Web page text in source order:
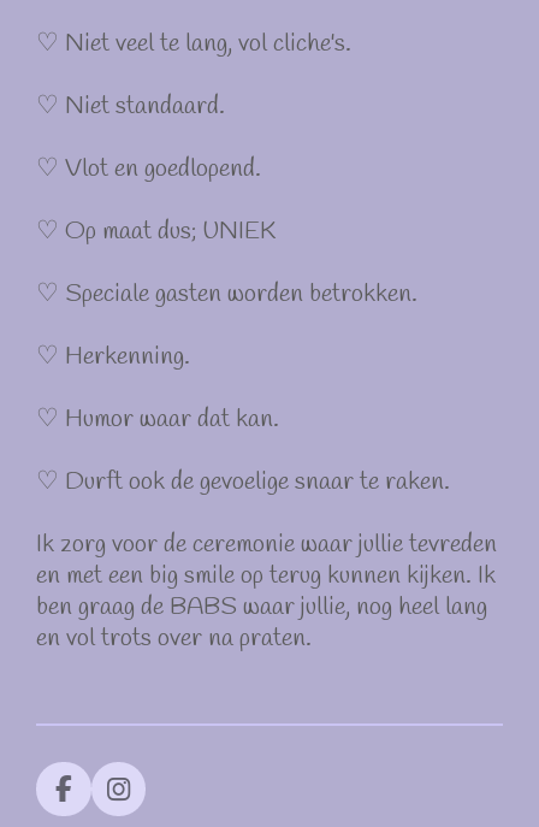
♡ Niet veel te lang, vol cliche's.
♡ Niet standaard.
♡ Vlot en goedlopend.
♡ Op maat dus; UNIEK
♡ Speciale gasten worden betrokken.
♡ Herkenning.
♡ Humor waar dat kan.
♡ Durft ook de gevoelige snaar te raken.
Ik zorg voor de ceremonie waar jullie tevreden
en met een big smile op terug kunnen kijken. Ik
ben graag de BABS waar jullie, nog heel lang
en vol trots over na praten.
F
I